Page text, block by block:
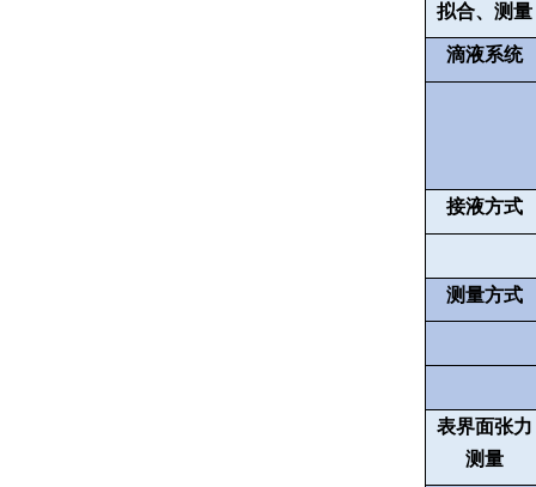
拟合、测量
滴液系统
接液方式
测量方式
表界面张力
测量